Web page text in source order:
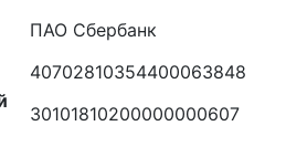
ПАО Сбербанк
40702810354400063848
30101810200000000607